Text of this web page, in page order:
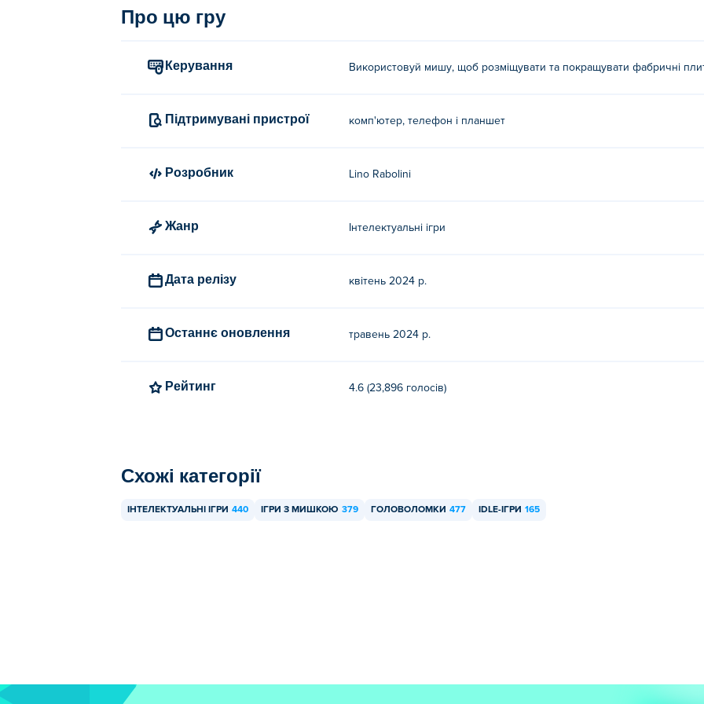
Про цю гру
Керування Використовуй мишу, щоб розміщувати та покращувати фабричні
Підтримувані пристрої комп'ютер, телефон і планшет
Розробник Lino Rabolini
Жанр Інтелектуальні ігри
Дата релізу квітень 2024 р.
Останнє оновлення травень 2024 р.
Рейтинг 4.6 (23,896 голосів)
Схожі категорії
ІНТЕЛЕКТУАЛЬНІ ІГРИ 440 ІГРИ З МИШКОЮ 379 ГОЛОВОЛОМКИ 477 IDLE-ІГРИ 165